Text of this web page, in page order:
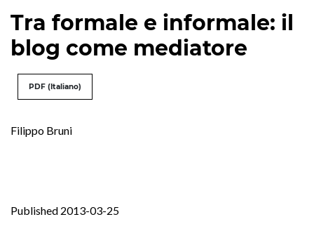
Tra formale e informale: il
blog come mediatore
PDF (Italiano)
Filippo Bruni
Published 2013-03-25